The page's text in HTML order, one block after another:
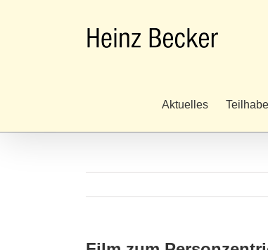
Aktuelles